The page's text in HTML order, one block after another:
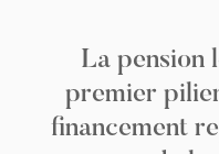
La pension
premier
financement